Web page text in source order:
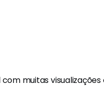
muitas visualizações